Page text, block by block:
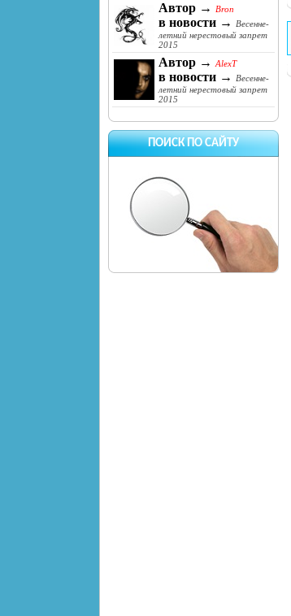
Автор → Bron
в новости →
Весенне-
летний нерестовый запрет
2015
Автор → AlexT
в новости →
Весенне-
летний нерестовый запрет
2015
ПОИСК ПО САЙТУ